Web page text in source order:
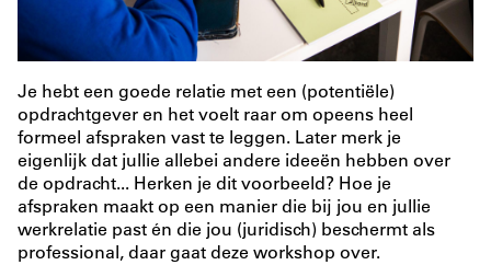
Je hebt een goede relatie met een (potentiële)
opdrachtgever en het voelt raar om opeens heel
formeel afspraken vast te leggen. Later merk je
eigenlijk dat jullie allebei andere ideeën hebben over
de opdracht... Herken je dit voorbeeld? Hoe je
afspraken maakt op een manier die bij jou en jullie
werkrelatie past én die jou (juridisch) beschermt als
professional, daar gaat deze workshop over.